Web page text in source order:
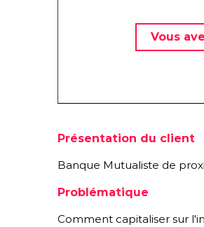
Vous
Présentation du client
Banque Mutualiste de
Problématique
Comment capitaliser sur